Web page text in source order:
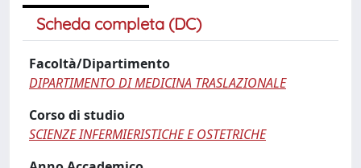
Scheda completa (DC)
Facoltà/Dipartimento
DIPARTIMENTO DI MEDICINA TRASLAZIONALE
Corso di studio
SCIENZE INFERMIERISTICHE E OSTETRICHE